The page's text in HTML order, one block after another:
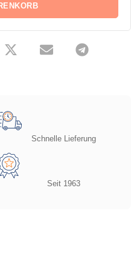
Schnelle Lieferung
Seit 1963